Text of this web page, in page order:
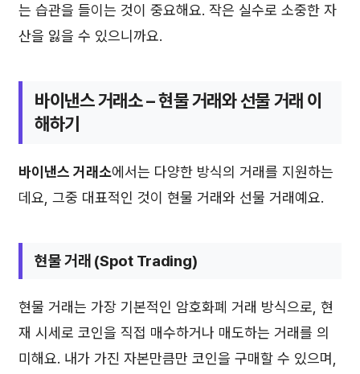
는 습관을 들이는 것이 중요해요. 작은 실수로 소중한 자
산을 잃을 수 있으니까요.
바이낸스 거래소– 현물 거래와 선물 거래 이
해하기
바이낸스 거래소에서는 다양한 방식의 거래를 지원하는
데요, 그중 대표적인 것이 현물 거래와 선물 거래예요.
현물 거래 (Spot Trading)
현물 거래는 가장 기본적인 암호화폐 거래 방식으로, 현
재 시세로 코인을 직접 매수하거나 매도하는 거래를 의
미해요. 내가 가진 자본만큼만 코인을 구매할 수 있으며,